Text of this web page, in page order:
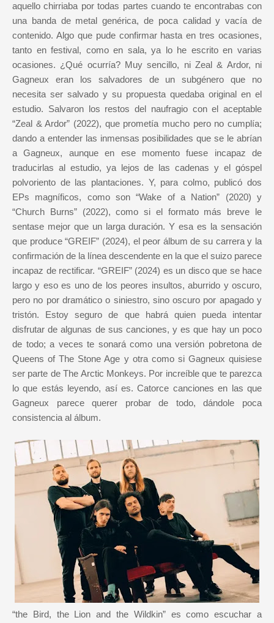
aquello chirriaba por todas partes cuando te encontrabas con
una banda de metal genérica, de poca calidad y vacía de
contenido. Algo que pude confirmar hasta en tres ocasiones,
tanto en festival, como en sala, ya lo he escrito en varias
ocasiones. ¿Qué ocurría? Muy sencillo, ni Zeal & Ardor, ni
Gagneux eran los salvadores de un subgénero que no
necesita ser salvado y su propuesta quedaba original en el
estudio. Salvaron los restos del naufragio con el aceptable
“Zeal & Ardor” (2022), que prometía mucho pero no cumplía;
dando a entender las inmensas posibilidades que se le abrían
a Gagneux, aunque en ese momento fuese incapaz de
traducirlas al estudio, ya lejos de las cadenas y el góspel
polvoriento de las plantaciones. Y, para colmo, publicó dos
EPs magníficos, como son “Wake of a Nation” (2020) y
“Church Burns” (2022), como si el formato más breve le
sentase mejor que un larga duración. Y esa es la sensación
que produce “GREIF” (2024), el peor álbum de su carrera y la
confirmación de la línea descendente en la que el suizo parece
incapaz de rectificar. “GREIF” (2024) es un disco que se hace
largo y eso es uno de los peores insultos, aburrido y oscuro,
pero no por dramático o siniestro, sino oscuro por apagado y
tristón. Estoy seguro de que habrá quien pueda intentar
disfrutar de algunas de sus canciones, y es que hay un poco
de todo; a veces te sonará como una versión pobretona de
Queens of The Stone Age y otra como si Gagneux quisiese
ser parte de The Arctic Monkeys. Por increíble que te parezca
lo que estás leyendo, así es. Catorce canciones en las que
Gagneux parece querer probar de todo, dándole poca
consistencia al álbum.
“the Bird, the Lion and the Wildkin” es como escuchar a